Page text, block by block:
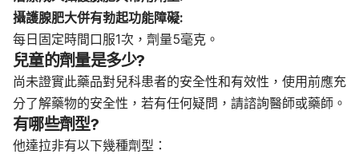
攝護腺肥大併有勃起功能障礙:
每日固定時間口服1次，劑量5毫克。
兒童的劑量是多少?
尚未證實此藥品對兒科患者的安全性和有效性，使用前應充
分了解藥物的安全性，若有任何疑問，請諮詢醫師或藥師。
有哪些劑型?
他達拉非有以下幾種劑型：